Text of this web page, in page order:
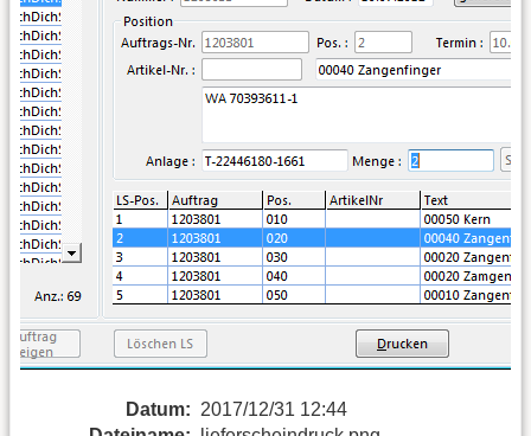
Datum: 2017/12/31 12:44